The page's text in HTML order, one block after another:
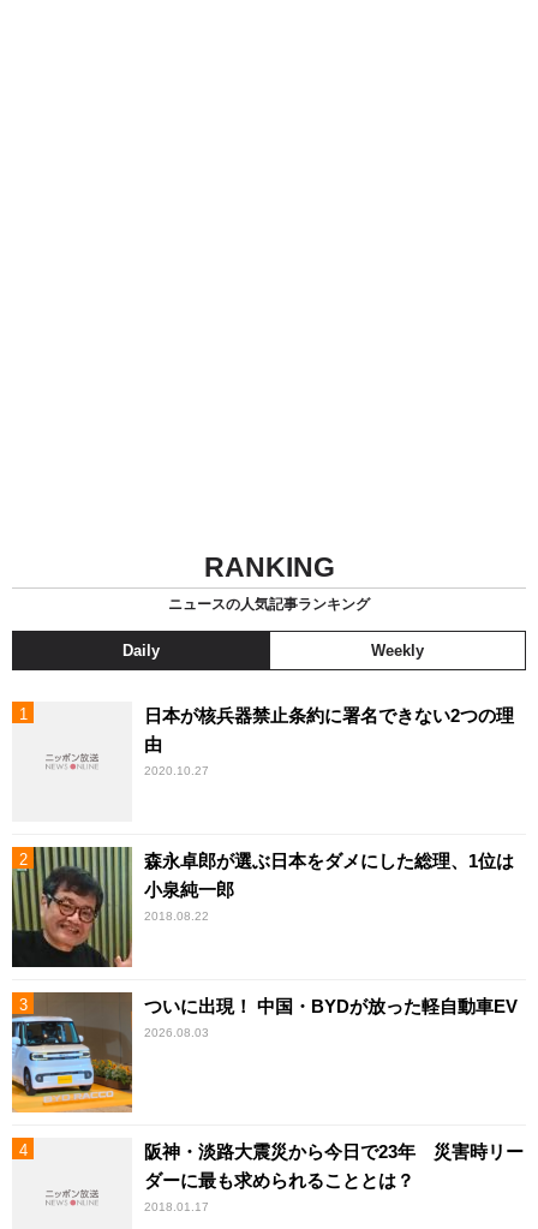
RANKING
ニュースの人気記事ランキング
Daily Weekly
日本が核兵器禁止条約に署名できない2つの理
由
2020.10.27
森永卓郎が選ぶ日本をダメにした総理、1位は
小泉純一郎
2018.08.22
ついに出現！ 中国・BYDが放った軽自動車EV
2026.08.03
阪神・淡路大震災から今日で23年 災害時リー
ダーに最も求められることとは？
2018.01.17